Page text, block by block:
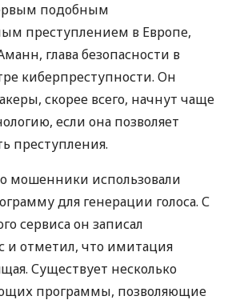
подобным
преступлением в Европе,
глава безопасности в
киберпреступности. Он
скорее всего, начнут чаще
если она позволяет
преступления.
мошенники использовали
для генерации голоса. С
сервиса он записал
и отметил, что имитация
Существует несколько
программы, позволяющие